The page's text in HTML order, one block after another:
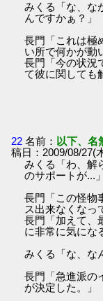
みくる「な、な
んですかぁ？」
長門「これは極
い所で何かが動
長門「今の状況
て彼に関しても
22 名前： 以下、名
稿日：2009/08/27(
みくる「わ、解
のサポートが...」
長門「この怪物
ス出来なくなっ
長門「加えて、
に非常に気にな
みくる「な、な
長門「急進派の
が決定した。」